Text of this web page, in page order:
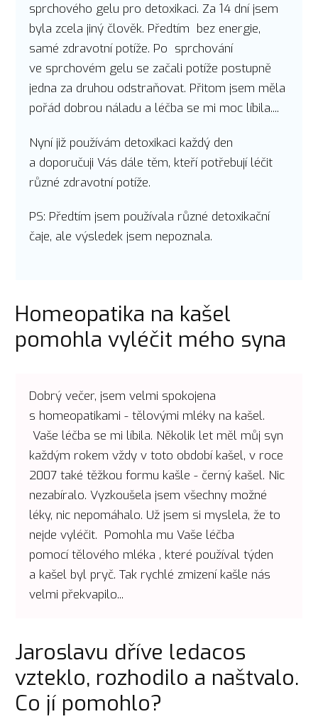
sprchového gelu pro detoxikaci. Za 14 dní jsem
byla zcela jiný člověk. Předtím bez energie,
samé zdravotní potíže. Po sprchování
ve sprchovém gelu se začali potíže postupně
jedna za druhou odstraňovat. Přitom jsem měla
pořád dobrou náladu a léčba se mi moc líbila....
Nyní již používám detoxikaci každý den
a doporučuji Vás dále těm, kteří potřebují léčit
různé zdravotní potíže.
PS: Předtím jsem používala různé detoxikační
čaje, ale výsledek jsem nepoznala.
Homeopatika na kašel
pomohla vyléčit mého syna
Dobrý večer, jsem velmi spokojena
s homeopatikami - tělovými mléky na kašel.
Vaše léčba se mi líbila. Několik let měl můj syn
každým rokem vždy v toto období kašel, v roce
2007 také těžkou formu kašle - černý kašel. Nic
nezabíralo. Vyzkoušela jsem všechny možné
léky, nic nepomáhalo. Už jsem si myslela, že to
nejde vyléčit. Pomohla mu Vaše léčba
pomocí tělového mléka , které používal týden
a kašel byl pryč. Tak rychlé zmizení kašle nás
velmi překvapilo...
Jaroslavu dříve ledacos
vzteklo, rozhodilo a naštvalo.
Co jí pomohlo?